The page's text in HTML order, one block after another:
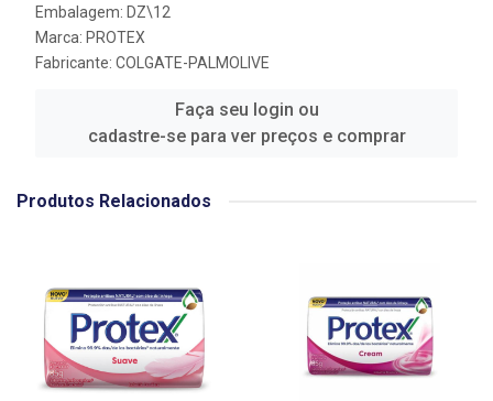
Embalagem: DZ\12
Marca: PROTEX
Fabricante: COLGATE-PALMOLIVE
Faça seu login ou
cadastre-se para ver preços e comprar
Produtos Relacionados